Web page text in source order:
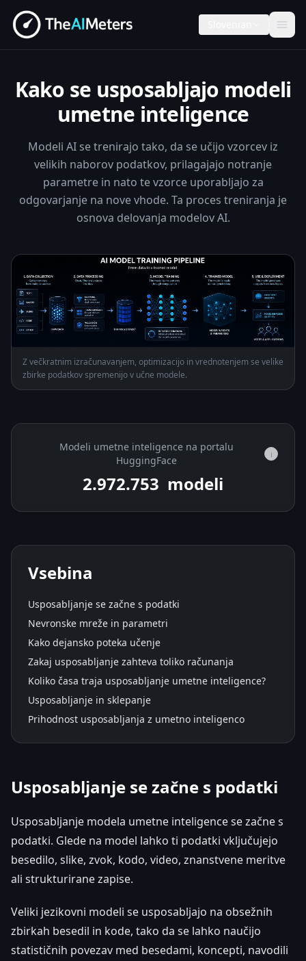
Kako se usposabljajo modeli
umetne inteligence
Modeli AI se trenirajo tako, da se učijo vzorcev iz
velikih naborov podatkov, prilagajajo notranje
parametre in nato te vzorce uporabljajo za
odgovarjanje na nove vhode. Ta proces treniranja je
osnova delovanja modelov AI.
Z večkratnim izračunavanjem, optimizacijo in vrednotenjem se velike
zbirke podatkov spremenijo v učne modele.
Modeli umetne inteligence na portalu
HuggingFace
i
2.972.753 modeli
Vsebina
Usposabljanje se začne s podatki
Nevronske mreže in parametri
Kako dejansko poteka učenje
Zakaj usposabljanje zahteva toliko računanja
Koliko časa traja usposabljanje umetne inteligence?
Usposabljanje in sklepanje
Prihodnost usposabljanja z umetno inteligenco
Usposabljanje se začne s podatki
Usposabljanje modela umetne inteligence se začne s
podatki. Glede na model lahko ti podatki vključujejo
besedilo, slike, zvok, kodo, video, znanstvene meritve
ali strukturirane zapise.
Veliki jezikovni modeli se usposabljajo na obsežnih
zbirkah besedil in kode, tako da se lahko naučijo
statističnih povezav med besedami, koncepti, navodili